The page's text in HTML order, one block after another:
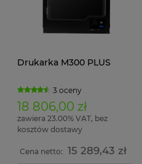
Drukarka M300 PLUS
3 oceny
18 806,00 zł
zawiera 23.00% VAT, bez
kosztów dostawy
Cena netto: 15 289,43 zł